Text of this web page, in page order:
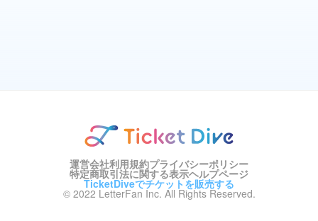
運営会社利用規約プライバシーポリシー
特定商取引法に関する表示ヘルプページ
TicketDiveでチケットを販売する
© 2022 LetterFan Inc. All Rights Reserved.